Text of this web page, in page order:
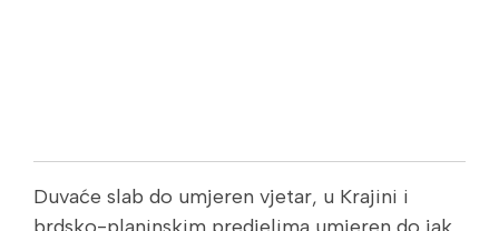
Duvaće slab do umjeren vjetar, u Krajini i